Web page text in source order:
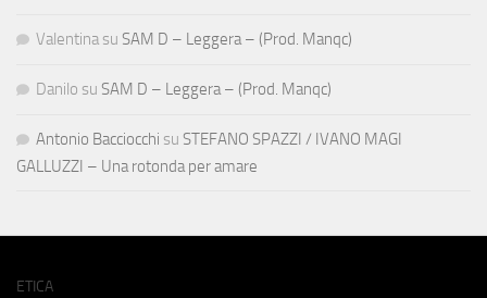
Valentina su SAM D – Leggera – (Prod. Manqc)
Danilo su SAM D – Leggera – (Prod. Manqc)
Antonio Bacciocchi su STEFANO SPAZZI / IVANO MAGI
GALLUZZI – Una rotonda per amare
ETICA